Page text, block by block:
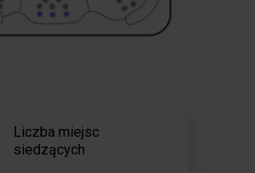
Liczba miejsc
siedzących